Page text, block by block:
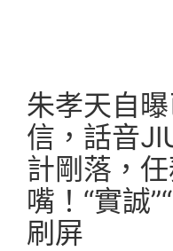
朱孝天自
信，話音
計剛落，
嘴！“實誠
刷屏